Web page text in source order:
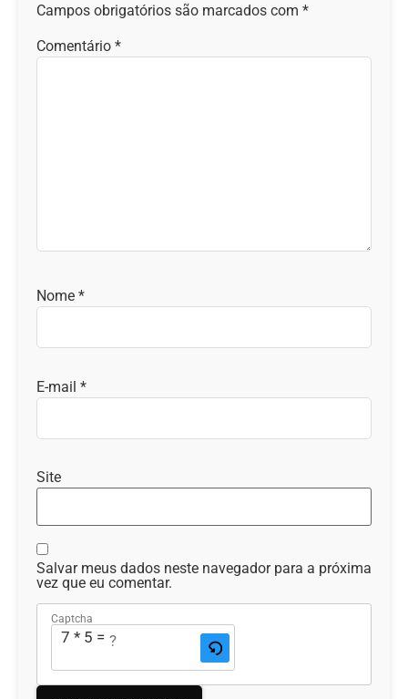
Campos obrigatórios são marcados com *
Comentário *
Nome *
E-mail *
Site
Salvar meus dados neste navegador para a próxima
vez que eu comentar.
Captcha
7 * 5 = ?